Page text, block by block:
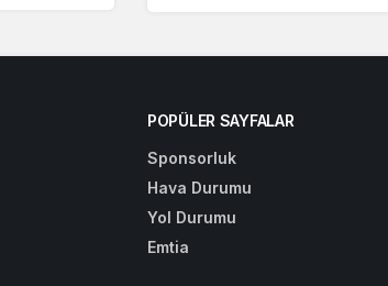
POPÜLER SAYFALAR
Sponsorluk
Hava Durumu
Yol Durumu
Emtia